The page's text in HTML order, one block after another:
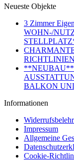
Neueste Objekte
3 Zimmer
WOHN-/
BALKON
Informationen
Impressum
Allgemeine
Cookie-